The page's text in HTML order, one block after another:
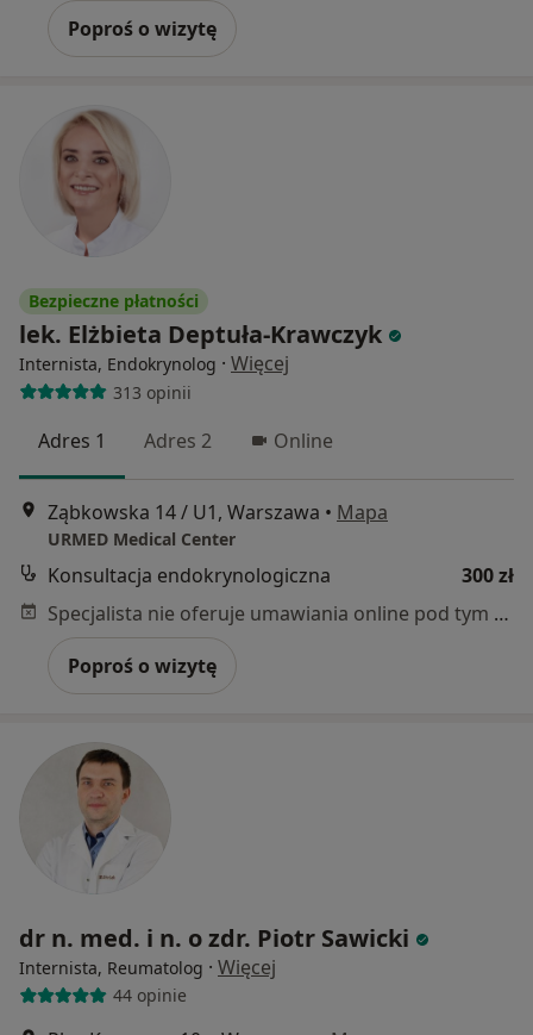
Poproś o wizytę
Bezpieczne płatności
lek. Elżbieta Deptuła-Krawczyk
Internista, Endokrynolog · Więcej
313 opinii
Adres 1 Adres 2 Online
Ząbkowska 14 / U1, Warszawa • Mapa
URMED Medical Center
Konsultacja endokrynologiczna
300 zł
Specjalista nie oferuje umawiania online pod tym adresem.
Poproś o wizytę
dr n. med. i n. o zdr. Piotr Sawicki
Internista, Reumatolog · Więcej
44 opinie